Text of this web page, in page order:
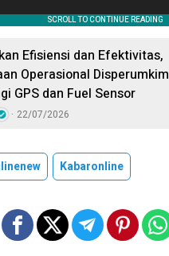
Efisiensi dan Efektivitas,
Operasional Disperumkim
GPS dan Fuel Sensor
22/07/2026
Kabaronline